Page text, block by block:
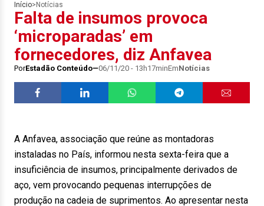
Início> Notícias
Falta de insumos provoca
‘microparadas’ em
fornecedores, diz Anfavea
PorEstadão Conteúdo 06/11/20 - 13h17minEmNotícias
A Anfavea, associação que reúne as montadoras
instaladas no País, informou nesta sexta-feira que a
insuficiência de insumos, principalmente derivados de
aço, vem provocando pequenas interrupções de
produção na cadeia de suprimentos. Ao apresentar nesta